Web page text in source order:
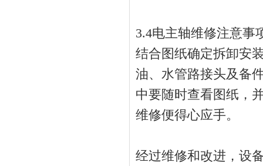
3.4电主轴维修注意事
结合图纸确定拆卸安
油、水管路接头及备
中要随时查看图纸，
维修便得心应手。
经过维修和改进，设